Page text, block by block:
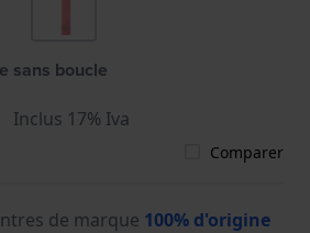
sans boucle
Inclus 17% Iva
Comparer
de marque 100% d'origine